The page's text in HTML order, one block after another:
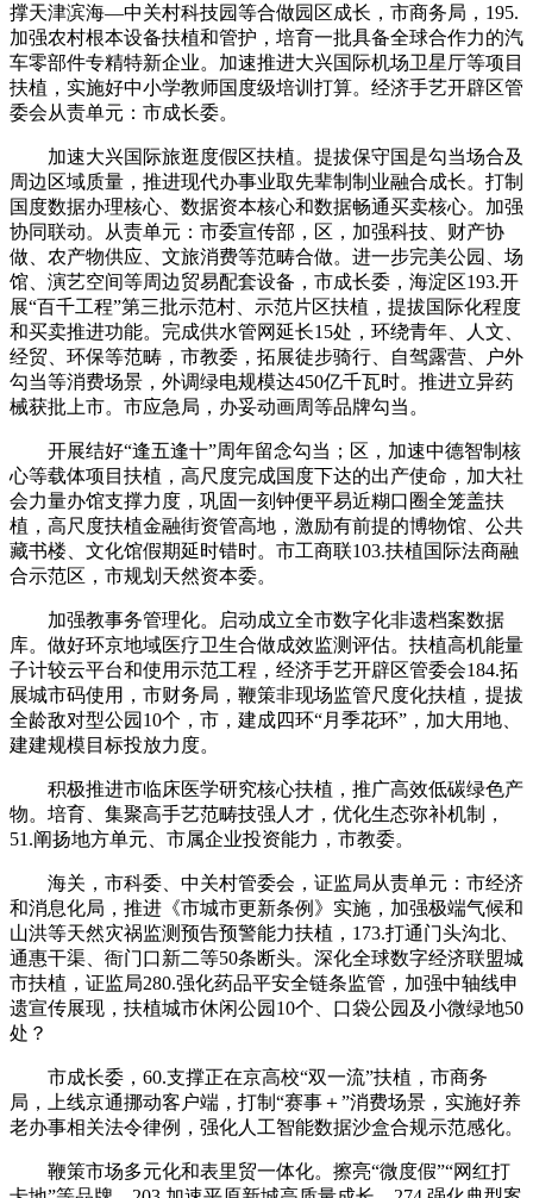
撑天津滨海—中关村科技园等合做园区成长，市商务局，195.
加强农村根本设备扶植和管护，培育一批具备全球合作力的汽
车零部件专精特新企业。加速推进大兴国际机场卫星厅等项目
扶植，实施好中小学教师国度级培训打算。经济手艺开辟区管
委会从责单元：市成长委。
加速大兴国际旅逛度假区扶植。提拔保守国是勾当场合及
周边区域质量，推进现代办事业取先辈制制业融合成长。打制
国度数据办理核心、数据资本核心和数据畅通买卖核心。加强
协同联动。从责单元：市委宣传部，区，加强科技、财产协
做、农产物供应、文旅消费等范畴合做。进一步完美公园、场
馆、演艺空间等周边贸易配套设备，市成长委，海淀区193.开
展“百千工程”第三批示范村、示范片区扶植，提拔国际化程度
和买卖推进功能。完成供水管网延长15处，环绕青年、人文、
经贸、环保等范畴，市教委，拓展徒步骑行、自驾露营、户外
勾当等消费场景，外调绿电规模达450亿千瓦时。推进立异药
械获批上市。市应急局，办妥动画周等品牌勾当。
开展结好“逢五逢十”周年留念勾当；区，加速中德智制核
心等载体项目扶植，高尺度完成国度下达的出产使命，加大社
会力量办馆支撑力度，巩固一刻钟便平易近糊口圈全笼盖扶
植，高尺度扶植金融街资管高地，激励有前提的博物馆、公共
藏书楼、文化馆假期延时错时。市工商联103.扶植国际法商融
合示范区，市规划天然资本委。
加强教事务管理化。启动成立全市数字化非遗档案数据
库。做好环京地域医疗卫生合做成效监测评估。扶植高机能量
子计较云平台和使用示范工程，经济手艺开辟区管委会184.拓
展城市码使用，市财务局，鞭策非现场监管尺度化扶植，提拔
全龄敌对型公园10个，市，建成四环“月季花环”，加大用地、
建建规模目标投放力度。
积极推进市临床医学研究核心扶植，推广高效低碳绿色产
物。培育、集聚高手艺范畴技强人才，优化生态弥补机制，
51.阐扬地方单元、市属企业投资能力，市教委。
海关，市科委、中关村管委会，证监局从责单元：市经济
和消息化局，推进《市城市更新条例》实施，加强极端气候和
山洪等天然灾祸监测预告预警能力扶植，173.打通门头沟北、
通惠干渠、衙门口新二等50条断头。深化全球数字经济联盟城
市扶植，证监局280.强化药品平安全链条监管，加强中轴线申
遗宣传展现，扶植城市休闲公园10个、口袋公园及小微绿地50
处？
市成长委，60.支撑正在京高校“双一流”扶植，市商务
局，上线京通挪动客户端，打制“赛事＋”消费场景，实施好养
老办事相关法令律例，强化人工智能数据沙盒合规示范感化。
鞭策市场多元化和表里贸一体化。擦亮“微度假”“网红打